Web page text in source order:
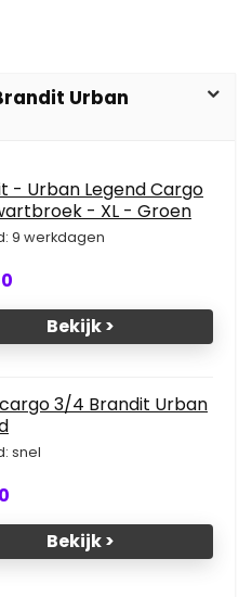
Urban
- Urban Legend Cargo
- XL - Groen
9 werkdagen
Bekijk >
3/4 Brandit Urban
snel
Bekijk >